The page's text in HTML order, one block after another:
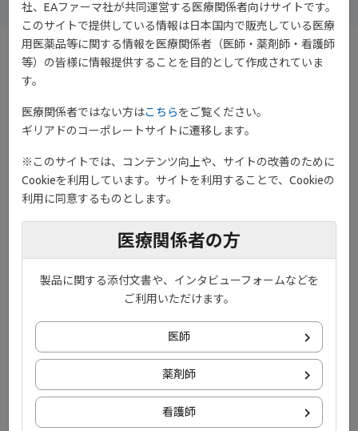
症状の改善が十分でない場合は、生物学的製剤やJAK阻害薬を用い
定期的に治療効果の確認を行いながら、症状の早期寛解を目指し
ます。また、治療薬の選択時には患者さんの症状、ライフスタイ
ルや希望に合わせて、錠剤や注射剤といった選択肢があることを
お話しています。将来的な治療の全体像を紹介しておくことで患
者さんの治療への理解を深め、患者さんからの要望を伝えやすく
社、EAファーマ社が共同運営する医療関係者向けサイトです。
このサイトで提供している情報は日本国内で販売している医療
用医薬品等に関する情報を医療関係者（医師・薬剤師・看護師
等）の皆様に情報提供することを目的として作成されていま
す。
医療関係者ではない方はこちらをご覧ください。
ギリアドのコーポレートサイトに遷移します。
※このサイトでは、コンテンツ向上や、サイトの改善のために
Cookieを利用しています。サイトを利用することで、Cookieの
利用に同意するものとします。
医療関係者の方
製品に関する添付文書や、インタビューフォームなどを
ご利用いただけます。
医師
薬剤師
看護師